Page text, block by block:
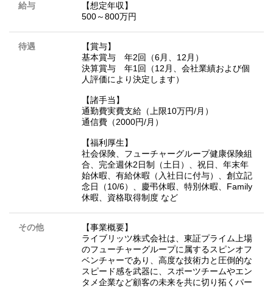
給与
【想定年収】
500～800万円
待遇
【賞与】
基本賞与 年2回（6月、12月）
決算賞与 年1回（12月、会社業績および個
人評価により決定します）
【諸手当】
通勤費実費支給（上限10万円/月）
通信費（2000円/月）
【福利厚生】
社会保険、フューチャーグループ健康保険組
合、完全週休2日制（土日）、祝日、年末年
始休暇、有給休暇（入社日に付与）、創立記
念日（10/6）、慶弔休暇、特別休暇、Family
休暇、資格取得制度 など
その他
【事業概要】
ライブリッツ株式会社は、東証プライム上場
のフューチャーグループに属するスピンオフ
ベンチャーであり、高度な技術力と圧倒的な
スピード感を武器に、スポーツチームやエン
タメ企業など顧客の未来を共に切り拓くパー